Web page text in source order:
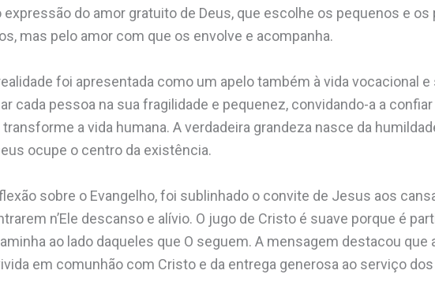
expressão do amor gratuito de Deus, que escolhe os pequenos e os
mas pelo amor com que os envolve e acompanha.
foi apresentada como um apelo também à vida vocacional
cada pessoa na sua fragilidade e pequenez, convidando-a a confiar
transforme a vida humana. A verdadeira grandeza nasce da
ocupe o centro da existência.
sobre o Evangelho, foi sublinhado o convite de Jesus aos
n’Ele descanso e alívio. O jugo de Cristo é suave porque é
ao lado daqueles que O seguem. A mensagem destacou que
em comunhão com Cristo e da entrega generosa ao serviço